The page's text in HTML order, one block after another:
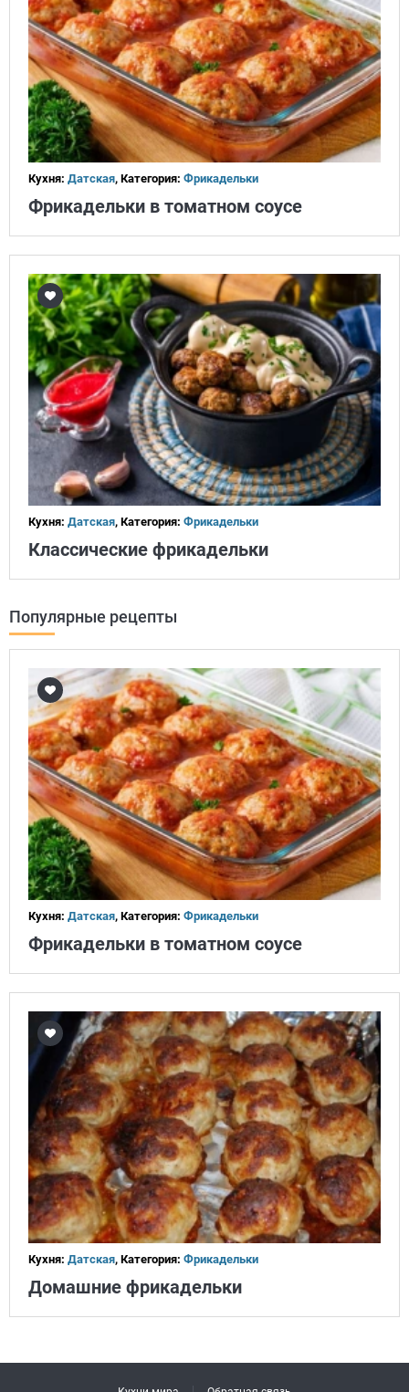
Кухня: Датская, Категория: Фрикадельки
Фрикадельки в томатном соусе
Кухня: Датская, Категория: Фрикадельки
Классические фрикадельки
Популярные рецепты
Кухня: Датская, Категория: Фрикадельки
Фрикадельки в томатном соусе
Кухня: Датская, Категория: Фрикадельки
Домашние фрикадельки